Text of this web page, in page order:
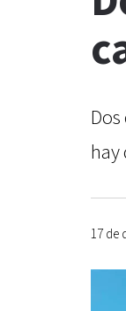
hay
17 de